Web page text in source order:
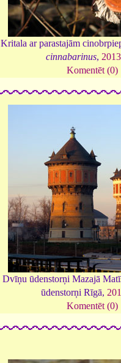
Kritala ar parastajām
cinnabarinus, 2013
Komentēt (0)
Dvīņu ūdenstorņi Mazajā
ūdenstorņi Rīgā,
Komentēt (0)